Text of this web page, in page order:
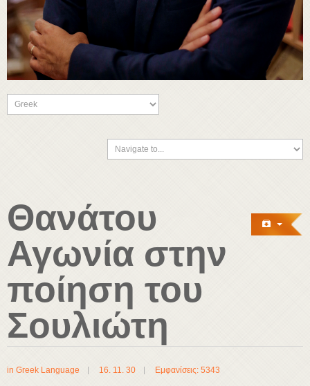
Θανάτου
Αγωνία στην
ποίηση του
Σουλιώτη
in Greek Language 16. 11. 30 Εμφανίσεις: 5343